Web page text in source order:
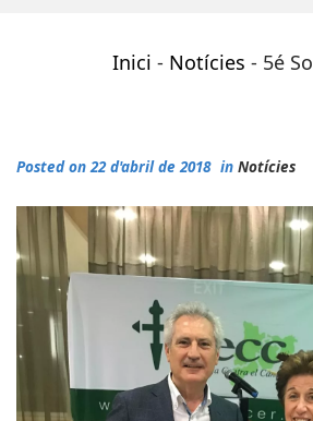
Inici - Notícies - 5é
Posted on 22 d'abril de 2018 in Notícies